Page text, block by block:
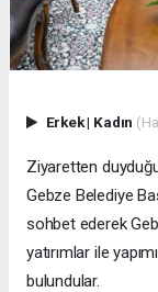
Erkek| Kadın
Ziyaretten
Gebze Belediye
sohbet ederek
yatırımlar ile
bulundular.